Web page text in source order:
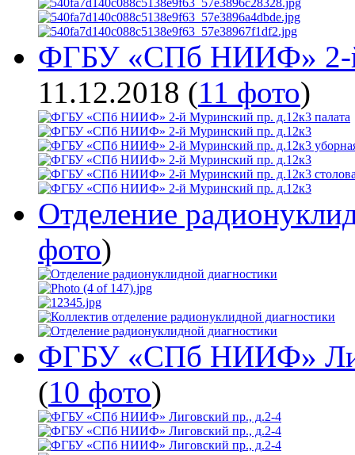
ФГБУ «СПб НИИФ» 2-
11.12.2018 (11 фото)
Отделение
фото)
ФГБУ «СПб НИИФ»
(10 фото)